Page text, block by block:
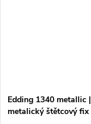
Edding 1340 metallic |
metalický štětcový fix